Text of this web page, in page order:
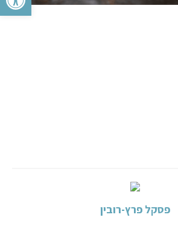
פסקל פרץ-רובין